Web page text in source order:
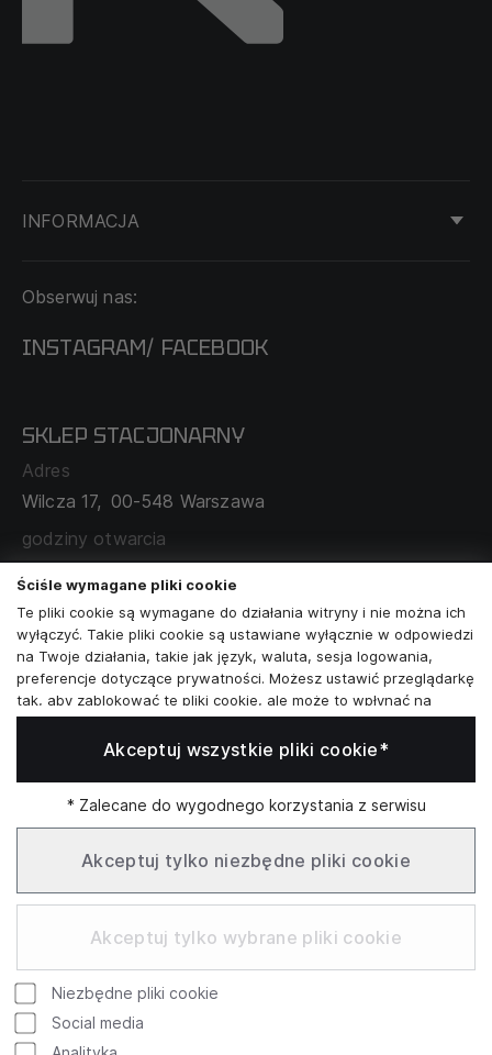
INFORMACJA
DOSTAWA I PŁATNOŚĆ
O NAS
MAPA SERWISU
ZAMÓWIENIA KORPORACYJNE
WSPÓŁPRACA Z PARTNERAMI
Obserwuj nas:
INSTAGRAM/ FACEBOOK
SKLEP STACJONARNY
Adres
Wilcza 17, 00-548 Warszawa
godziny otwarcia
poniedziałek - sobota: 11:00 - 19:00
Skontaktuj się z nami
+48573581161
info@reytel.pl
Whatsapp
Infolinia: Pn–Pt 09:00–17:00
Ściśle wymagane pliki cookie
Te pliki cookie są wymagane do działania witryny i nie można ich
wyłączyć. Takie pliki cookie są ustawiane wyłącznie w odpowiedzi
na Twoje działania, takie jak język, waluta, sesja logowania,
preferencje dotyczące prywatności. Możesz ustawić przeglądarkę
tak, aby zablokować te pliki cookie, ale może to wpłynąć na
sposób działania naszej witryny.
Analizy i statystyki
Marketing i retargeting
Te pliki cookie są zwykle ustawiane przez naszych partnerów
marketingowych i reklamowych. Mogą być przez nich
wykorzystywane do tworzenia profilu Twoich zainteresowań, a
następnie wyświetlania odpowiednich reklam. Jeśli nie zezwolisz
Twoich interesów.
Funkcjonalne pliki cookie
Te pliki cookie umożliwiają naszej witrynie oferowanie
dodatkowych funkcji i ustawień osobistych. Mogą być ustawione
przez nas lub przez zewnętrznych dostawców usług, których
Akceptuj wszystkie pliki cookie*
* Zalecane do wygodnego korzystania z serwisu
Akceptuj tylko niezbędne pliki cookie
Akceptuj tylko wybrane pliki cookie
Niezbędne pliki cookie
Social media